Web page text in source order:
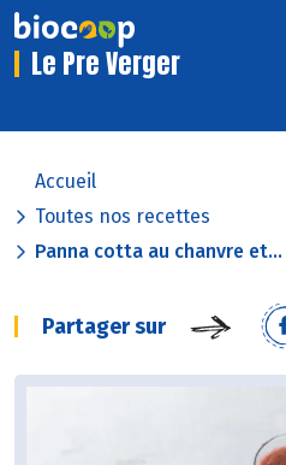
Le Pre Verger
Accueil
Toutes nos recettes
Panna cotta au chanvre et...
Partager sur